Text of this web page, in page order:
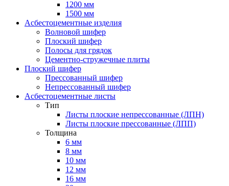
1200 мм
1500 мм
Асбестоцементные изделия
Волновой шифер
Плоский шифер
Полосы для грядок
Цементно-стружечные плиты
Плоский шифер
Прессованный шифер
Непрессованный шифер
Асбестоцементные листы
Тип
Листы плоские непрессованные (ЛПН)
Листы плоские прессованные (ЛПП)
Толщина
6 мм
8 мм
10 мм
12 мм
16 мм